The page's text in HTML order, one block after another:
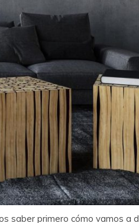
saber primero cómo vamos a